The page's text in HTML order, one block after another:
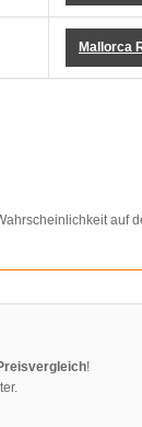
Mallorca
auf
!